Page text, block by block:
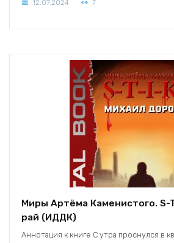
12.07.2024 7
Миры Артёма Каменистого. S-
рай (ИДДК)
Аннотация к книге С утра проснулся в